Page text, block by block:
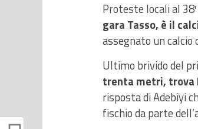
Proteste locali al
gara Tasso, è il
assegnato un calcio
Ultimo brivido del
trenta metri, trova
risposta di Adebiyi
fischio da parte